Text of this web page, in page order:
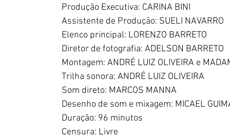
Produção Executiva: CARINA BINI
Assistente de Produção: SUELI NAVARRO
Elenco principal: LORENZO BARRETO
Diretor de fotografia: ADELSON BARRETO
Montagem: ANDRÉ LUIZ OLIVEIRA e
Trilha sonora: ANDRÉ LUIZ OLIVEIRA
Som direto: MARCOS MANNA
Desenho de som e mixagem: MICAEL
Duração: 96 minutos
Censura: Livre